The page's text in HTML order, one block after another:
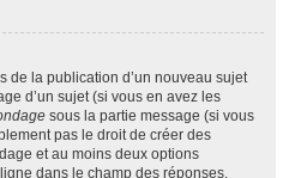
de la publication d’un nouveau sujet
d’un sujet (si vous en avez les
sous la partie message (si vous
pas le droit de créer des
et au moins deux options
dans le champ des réponses.